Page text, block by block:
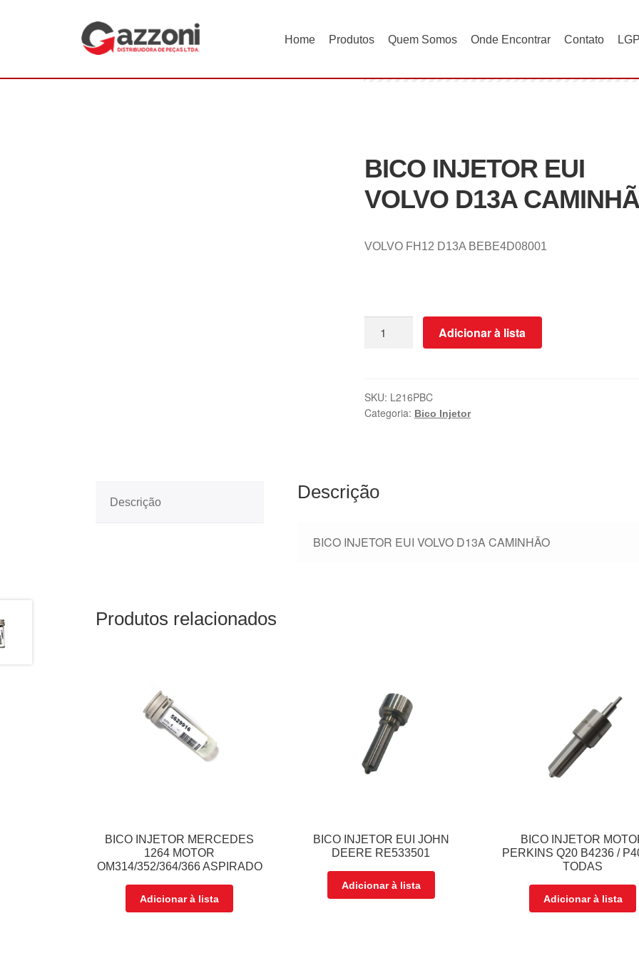
Home Produtos Quem Somos Onde Encontrar Contato
BICO INJETOR EUI
VOLVO D13A
VOLVO FH12 D13A BEBE4D08001
Adicionar à lista
SKU: L216PBC
Categoria: Bico Injetor
Descrição
Descrição
BICO INJETOR EUI VOLVO D13A CAMINHÃO
Produtos relacionados
BICO INJETOR MERCEDES
1264 MOTOR
OM314/352/364/366 ASPIRADO
Adicionar à lista
BICO INJETOR EUI JOHN
DEERE RE533501
Adicionar à lista
BICO INJETOR
PERKINS Q20 B4236 /
TODAS
Adicionar à lista